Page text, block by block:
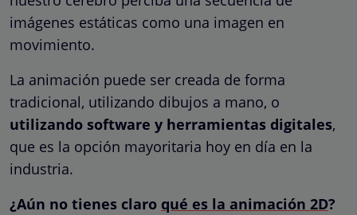
imágenes estáticas como una imagen en
movimiento.
La animación puede ser creada de forma
tradicional, utilizando dibujos a mano, o
utilizando software y herramientas digitales,
que es la opción mayoritaria hoy en día en la
industria.
¿Aún no tienes claro qué es la animación 2D?